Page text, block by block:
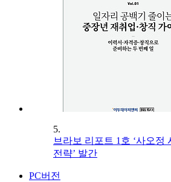
5.
브라보 리포트 1호 ‘사오정
전략’ 발간
PC버전